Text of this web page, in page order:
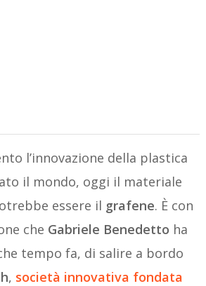
l’innovazione della plastica
il mondo, oggi il materiale
essere il grafene. È con
che Gabriele Benedetto ha
tempo fa, di salire a bordo
, società innovativa fondata